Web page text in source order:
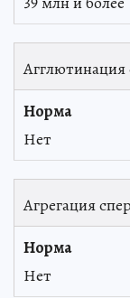
Агглютинация
Нет
Агрегация
Нет